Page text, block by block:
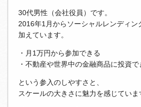
30代男性（会社役員）です。
2016年1月からソーシャルレンディン
加えています。
・月1万円から参加できる
・不動産や世界中の金融商品に投資で
という参入のしやすさと、
スケールの大きさに魅力を感じていま